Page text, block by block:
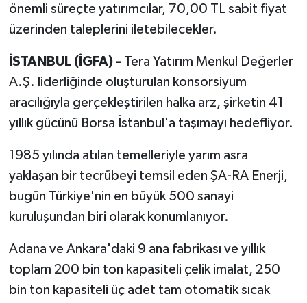
önemli süreçte yatırımcılar, 70,00 TL sabit fiyat
üzerinden taleplerini iletebilecekler.
İSTANBUL (İGFA) - Tera Yatırım Menkul Değerler
A.Ş. liderliğinde oluşturulan konsorsiyum
aracılığıyla gerçekleştirilen halka arz, şirketin 41
yıllık gücünü Borsa İstanbul'a taşımayı hedefliyor.
1985 yılında atılan temelleriyle yarım asra
yaklaşan bir tecrübeyi temsil eden ŞA-RA Enerji,
bugün Türkiye'nin en büyük 500 sanayi
kuruluşundan biri olarak konumlanıyor.
Adana ve Ankara'daki 9 ana fabrikası ve yıllık
toplam 200 bin ton kapasiteli çelik imalat, 250
bin ton kapasiteli üç adet tam otomatik sıcak